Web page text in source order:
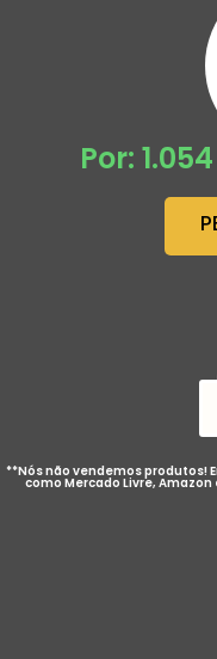
Por:
**Nós não vendemos produtos!
como Mercado Livre,